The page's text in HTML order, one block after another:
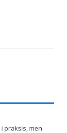
praksis, men